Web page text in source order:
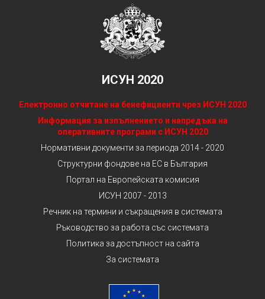
ИСУН 2020
Електронно отчитане на бенефициенти чрез ИСУН 2020
Информация за изпълнението и напредъка на
оперативните програми с ИСУН 2020
Нормативни документи за периода 2014 - 2020
Структурни фондове на ЕС в България
Портал на Европейската комисия
ИСУН 2007 - 2013
Речник на термини и съкращения в системата
Ръководство за работа със системата
Политика за достъпност на сайта
За системата